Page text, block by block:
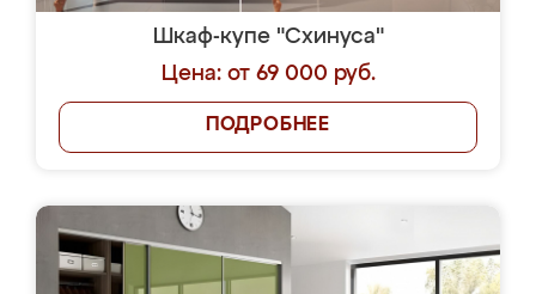
Шкаф-купе "Схинуса"
Цена: от 69 000 руб.
ПОДРОБНЕЕ